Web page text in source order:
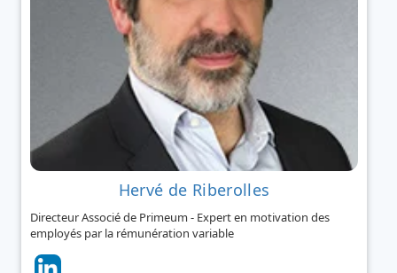
Hervé de Riberolles
Directeur Associé de Primeum - Expert en motivation des
employés par la rémunération variable